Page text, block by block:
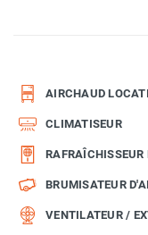
AIRCHAUD
CLIMATISEUR
RAFRAÎCHISSEUR
BRUMISATEUR
VENTILATEUR /